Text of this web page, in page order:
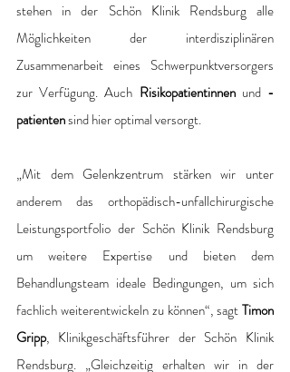
stehen in der Schön Klinik Rendsburg alle
Möglichkeiten der interdisziplinären
Zusammenarbeit eines Schwerpunktversorgers
zur Verfügung. Auch Risikopatientinnen und -
patienten sind hier optimal versorgt.
„Mit dem Gelenkzentrum stärken wir unter
anderem das orthopädisch-unfallchirurgische
Leistungsportfolio der Schön Klinik Rendsburg
um weitere Expertise und bieten dem
Behandlungsteam ideale Bedingungen, um sich
fachlich weiterentwickeln zu können“, sagt Timon
Gripp, Klinikgeschäftsführer der Schön Klinik
Rendsburg. „Gleichzeitig erhalten wir in der